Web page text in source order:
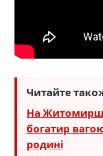
Читайте
На
богатир
родині